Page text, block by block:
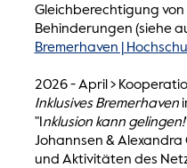
Gleichberechtigung von
Behinderungen (siehe
Bremerhaven |
2026 - April >
Inklusives Bremerhaven
"I nklusion kann gelingen!
Johannsen &
und Aktivitäten des